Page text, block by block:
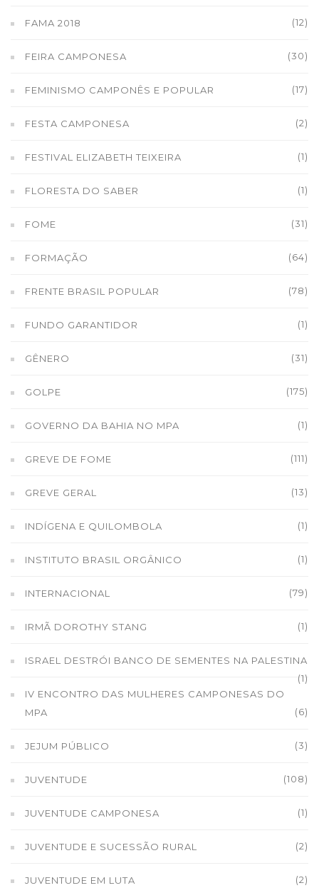
FAMA 2018 (12)
FEIRA CAMPONESA (30)
FEMINISMO CAMPONÊS E POPULAR (17)
FESTA CAMPONESA (2)
FESTIVAL ELIZABETH TEIXEIRA (1)
FLORESTA DO SABER (1)
FOME (31)
FORMAÇÃO (64)
FRENTE BRASIL POPULAR (78)
FUNDO GARANTIDOR (1)
GÊNERO (31)
GOLPE (175)
GOVERNO DA BAHIA NO MPA (1)
GREVE DE FOME (111)
GREVE GERAL (13)
INDÍGENA E QUILOMBOLA (1)
INSTITUTO BRASIL ORGÂNICO (1)
INTERNACIONAL (79)
IRMÃ DOROTHY STANG (1)
ISRAEL DESTRÓI BANCO DE SEMENTES NA PALESTINA
(1)
IV ENCONTRO DAS MULHERES CAMPONESAS DO
MPA
(6)
JEJUM PÚBLICO (3)
JUVENTUDE (108)
JUVENTUDE CAMPONESA (1)
JUVENTUDE E SUCESSÃO RURAL (2)
JUVENTUDE EM LUTA (2)